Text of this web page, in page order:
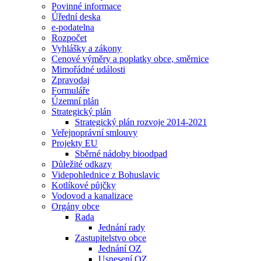
Povinné informace
Úřední deska
e-podatelna
Rozpočet
Vyhlášky a zákony
Cenové výměry a poplatky obce, směrnice
Mimořádné události
Zpravodaj
Formuláře
Územní plán
Strategický plán
Strategický plán rozvoje 2014-2021
Veřejnoprávní smlouvy
Projekty EU
Sběrné nádoby bioodpad
Důležité odkazy
Videpohlednice z Bohuslavic
Kotlíkové půjčky
Vodovod a kanalizace
Orgány obce
Rada
Jednání rady
Zastupitelstvo obce
Jednání OZ
Usnesení OZ